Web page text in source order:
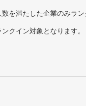
を満たした企業のみラ
クイン対象となります。